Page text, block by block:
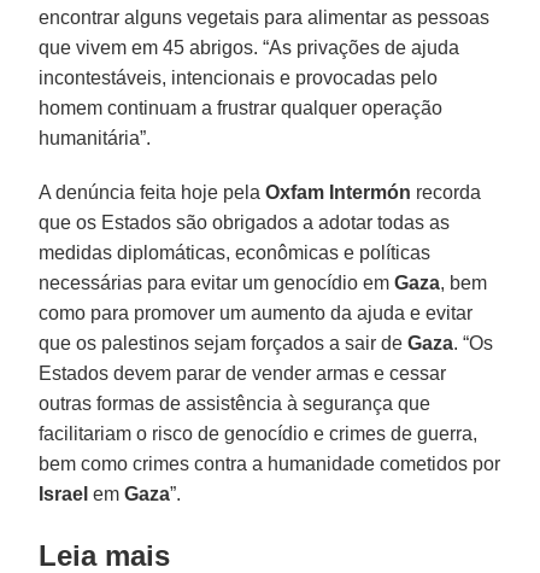
encontrar alguns vegetais para alimentar as pessoas
que vivem em 45 abrigos. “As privações de ajuda
incontestáveis, intencionais e provocadas pelo
homem continuam a frustrar qualquer operação
humanitária”.
A denúncia feita hoje pelaOxfam Intermón recorda
que os Estados são obrigados a adotar todas as
medidas diplomáticas, econômicas e políticas
necessárias para evitar um genocídio emGaza, bem
como para promover um aumento da ajuda e evitar
que os palestinos sejam forçados a sair deGaza. “Os
Estados devem parar de vender armas e cessar
outras formas de assistência à segurança que
facilitariam o risco de genocídio e crimes de guerra,
bem como crimes contra a humanidade cometidos por
Israel emGaza”.
Leia mais